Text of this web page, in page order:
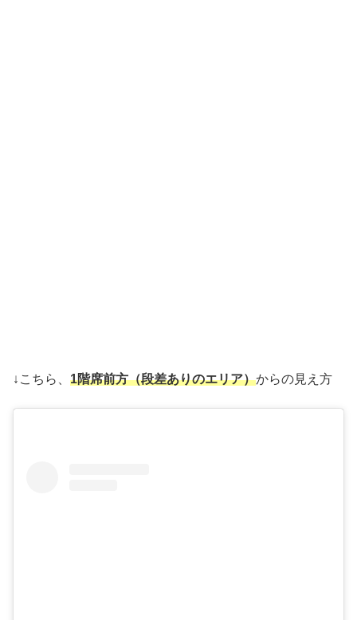
↓こちら、 1階席前方（段差ありのエリア）からの見え方